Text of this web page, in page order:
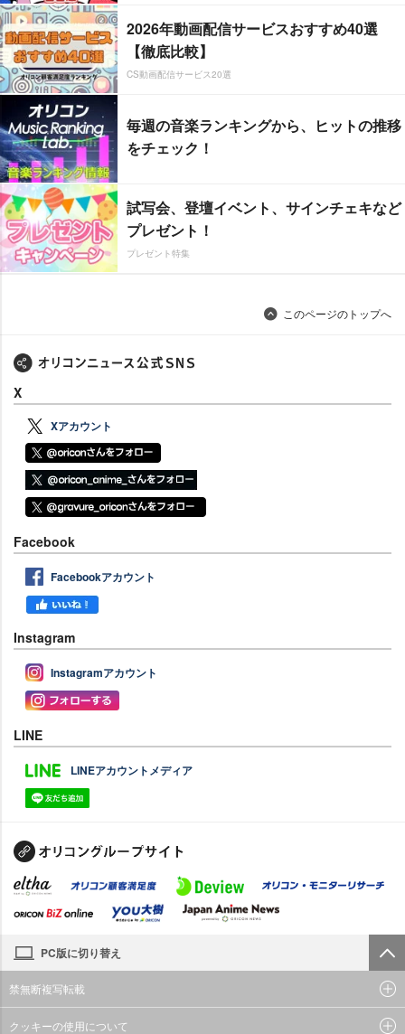
2026年動画配信サービスおすすめ40選
【徹底比較】
CS動画配信サービス20選
毎週の音楽ランキングから、ヒットの推移
をチェック！
試写会、登壇イベント、サインチェキなど
プレゼント！
プレゼント特集
このページのトップへ
X
Xアカウント
Facebook
Facebookアカウント
Instagram
Instagramアカウント
LINE
LINEアカウントメディア
PC版に切り替え
禁無断複写転載
クッキーの使用について